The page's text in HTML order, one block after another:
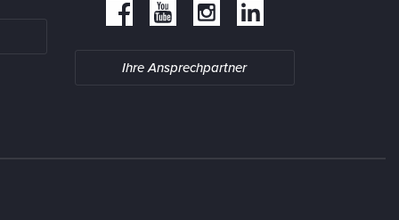
Ihre Ansprechpartner